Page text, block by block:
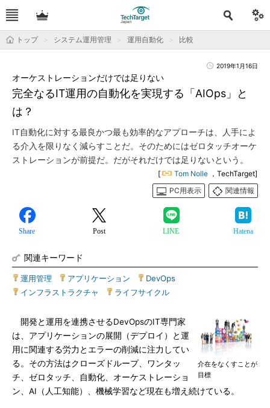
トップ システム運用管理 運用自動化 比較
2019年1月16日
完全なるIT運用の自動化を実現する「AIOps」と
は？
オーケストレーションだけでは足りない
IT自動化に対する最良かつ最も効率的なアプローチは、人手によ
る介入を限りなく減らすことだ。そのためにはゼロタッチオーケ
ストレーションが前提だ。だがそれだけでは足りないという。
[ Tom Nolle ，TechTarget]
PC用表示
関連情報
Share Post LINE Hatena
関連キーワード
運用管理 アプリケーション DevOps
インフラストラクチャ
ライフサイクル
介在をなくすことが
目標
開発と運用を連携させるDevOpsのIT専門家
は、アプリケーションの展開（デプロイ）と運
用に関連する労力とエラーの削減に注力してい
る。その方法はクローズドループ、ワンタッ
チ、ゼロタッチ、自動化、オーケストレーショ
ン、AI（人工知能）、機械学習など現在も増え続けている。